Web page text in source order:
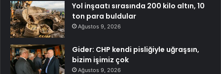
Yol inşaatı sırasında 200 kilo altın, 10
ton para buldular
Ağustos 9, 2026
Gider: CHP kendi pisliğiyle uğraşsın,
bizim işimiz çok
Ağustos 9, 2026